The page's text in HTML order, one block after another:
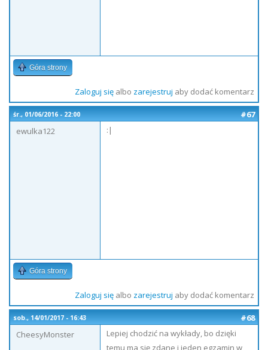
Góra strony
Zaloguj sięalbo zarejestruj aby dodać komentarz
śr., 01/06/2016 - 22:00
#67
ewulka122
:|
Góra strony
Zaloguj sięalbo zarejestruj aby dodać komentarz
sob., 14/01/2017 - 16:43
#68
CheesyMonster
Lepiej chodzić na wykłady, bo dzięki
temu ma się zdane i jeden egzamin w